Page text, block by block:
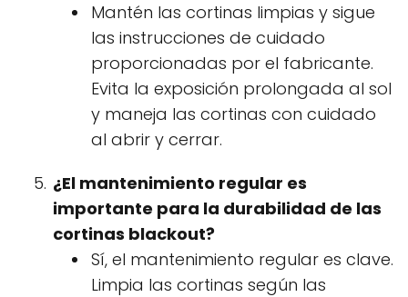
Mantén las cortinas limpias y sigue
las instrucciones de cuidado
proporcionadas por el fabricante.
Evita la exposición prolongada al sol
y maneja las cortinas con cuidado
al abrir y cerrar.
¿El mantenimiento regular es
importante para la durabilidad de las
cortinas blackout?
Sí, el mantenimiento regular es clave.
Limpia las cortinas según las